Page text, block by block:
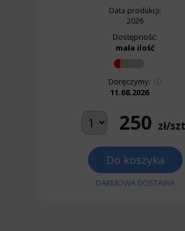
Data produkcji:
2026
Dostępność:
mała ilość
Doręczymy:
11.08.2026
250 zł/
Do koszyka
DARMOWA DOSTAWA